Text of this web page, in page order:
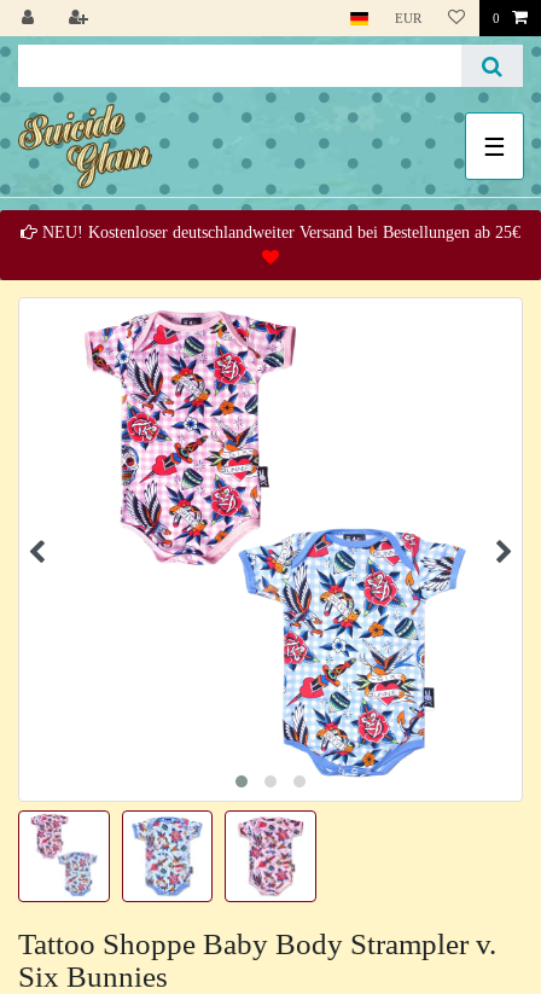
EUR 0
☰
NEU! Kostenloser deutschlandweiter Versand bei Bestellungen ab 25€
Tattoo Shoppe Baby Body Strampler v.
Six Bunnies